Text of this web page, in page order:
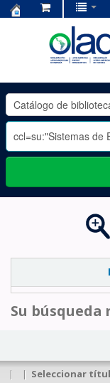
OLADE
-
Su búsqueda
| | Seleccionar